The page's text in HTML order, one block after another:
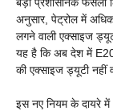
अनुसार, पेट्रोल में
लगने वाली एक्साइज
यह है कि अब देश में E20
की एक्साइज ड्यूटी नहीं
इस नए नियम के दायरे